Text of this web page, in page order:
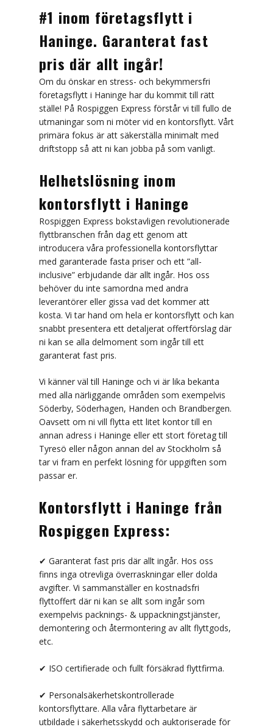
Solna
Tyresö
Täby
Upplands Väsby
Privatflytt
Arkivflytt
Magasinering & övriga tjänster
Magasinering
Återvinning/Miljöhantering
Flyttstädning
Fastighetsservice
Montering
Kvalitet & Miljö
Kvalitetspolicy
Miljöpolicy
Nyheter
Offertförfrågan Företag
Offertförfrågan Privat
Allmänna bestämmelser
Om oss
Kontakt
#1 inom företagsflytt i
Haninge. Garanterat fast
pris där allt ingår!
Om du önskar en stress- och bekymmersfri
företagsflytt i Haninge har du kommit till rätt
ställe! På Rospiggen Express förstår vi till fullo de
utmaningar som ni möter vid en kontorsflytt. Vårt
primära fokus är att säkerställa minimalt med
driftstopp så att ni kan jobba på som vanligt.
Helhetslösning inom
kontorsflytt i Haninge
Rospiggen Express bokstavligen revolutionerade
flyttbranschen från dag ett genom att
introducera våra professionella kontorsflyttar
med garanterade fasta priser och ett ”all-
inclusive” erbjudande där allt ingår. Hos oss
behöver du inte samordna med andra
leverantörer eller gissa vad det kommer att
kosta. Vi tar hand om hela er kontorsflytt och kan
snabbt presentera ett detaljerat offertförslag där
ni kan se alla delmoment som ingår till ett
garanterat fast pris.
Vi känner väl till Haninge och vi är lika bekanta
med alla närliggande områden som exempelvis
Söderby, Söderhagen, Handen och Brandbergen.
Oavsett om ni vill flytta ett litet kontor till en
annan adress i Haninge eller ett stort företag till
Tyresö eller någon annan del av Stockholm så
tar vi fram en perfekt lösning för uppgiften som
passar er.
Kontorsflytt i Haninge från
Rospiggen Express:
✔ Garanterat fast pris där allt ingår. Hos oss
finns inga otrevliga överraskningar eller dolda
avgifter. Vi sammanställer en kostnadsfri
flyttoffert där ni kan se allt som ingår som
exempelvis packnings- & uppackningstjänster,
demontering och återmontering av allt flyttgods,
etc.
✔ ISO certifierade och fullt försäkrad flyttfirma.
✔ Personalsäkerhetskontrollerade
kontorsflyttare. Alla våra flyttarbetare är
utbildade i säkerhetsskydd och auktoriserade för